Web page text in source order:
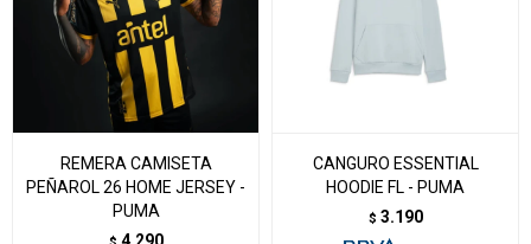
REMERA CAMISETA
PEÑAROL 26 HOME JERSEY -
PUMA
CANGURO ESSENTIAL
HOODIE FL - PUMA
$ 3.190